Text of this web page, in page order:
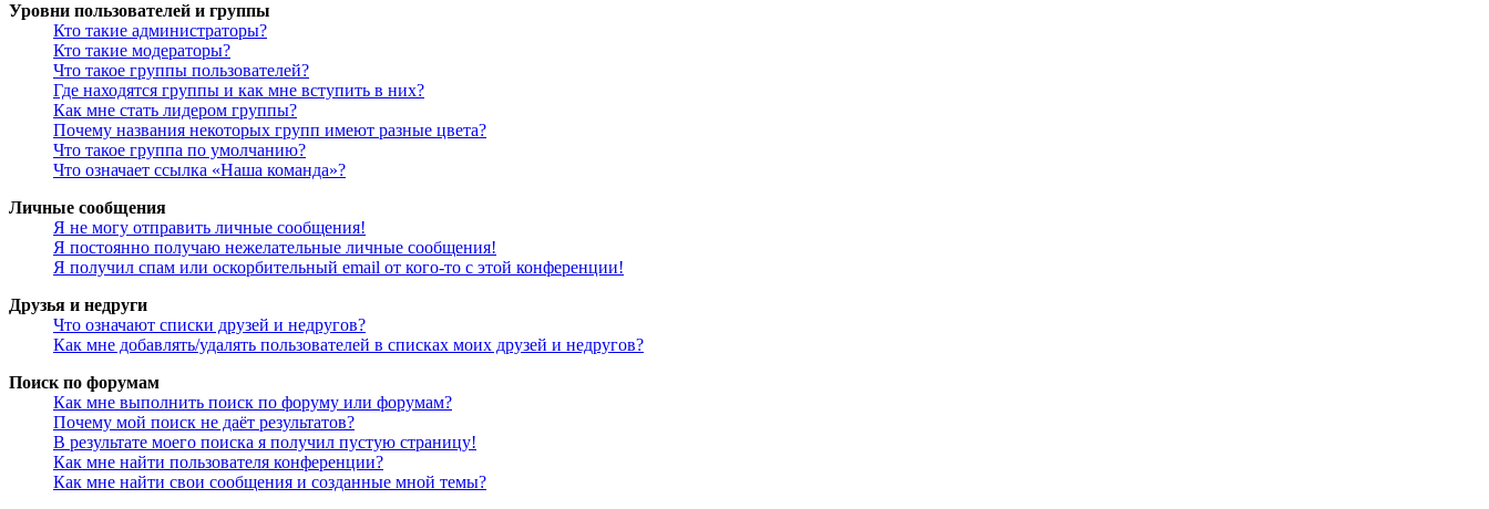
Уровни пользователей и группы
Кто такие администраторы?
Кто такие модераторы?
Что такое группы пользователей?
Где находятся группы и как мне вступить в них?
Как мне стать лидером группы?
Почему названия некоторых групп имеют разные цвета?
Что такое группа по умолчанию?
Что означает ссылка «Наша команда»?
Личные сообщения
Я не могу отправить личные сообщения!
Я постоянно получаю нежелательные личные сообщения!
Я получил спам или оскорбительный email от кого-то с этой конференции!
Друзья и недруги
Что означают списки друзей и недругов?
Как мне добавлять/удалять пользователей в списках моих друзей и недругов?
Поиск по форумам
Как мне выполнить поиск по форуму или форумам?
Почему мой поиск не даёт результатов?
В результате моего поиска я получил пустую страницу!
Как мне найти пользователя конференции?
Как мне найти свои сообщения и созданные мной темы?